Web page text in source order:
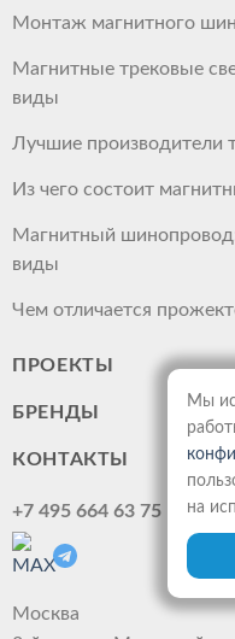
Монтаж магнитного
Магнитные трековые
виды
Лучшие производители
Из чего состоит
Магнитный
виды
Чем отличается
ПРОЕКТЫ
БРЕНДЫ
КОНТАКТЫ
+7 495 664 63 75
Москва
Мы
на